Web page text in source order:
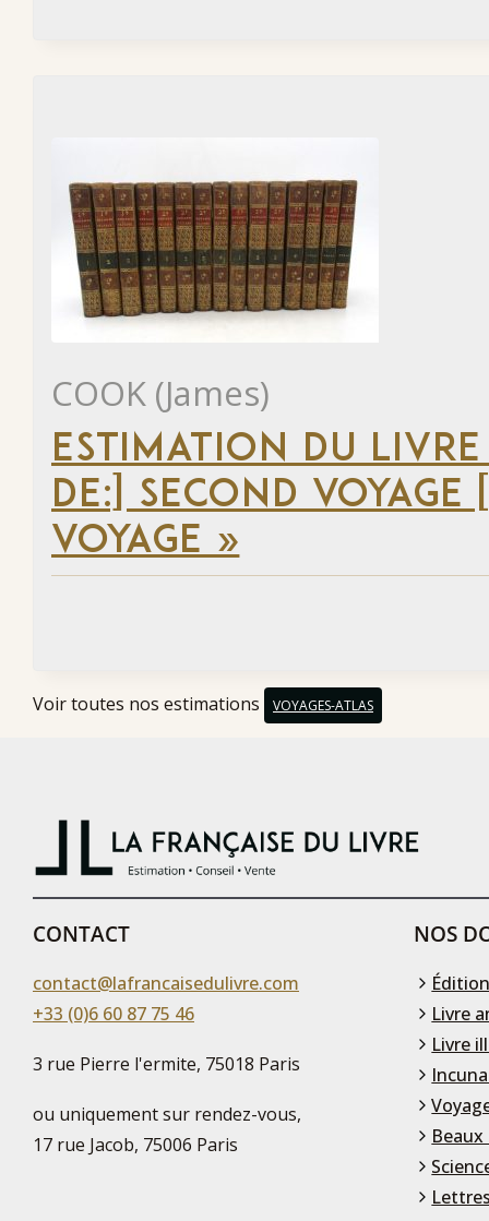
COOK (James)
ESTIMATION DU
DE:] SECOND
VOYAGE »
Voir toutes nos estimations VOYAGES-ATLAS
CONTACT
contact@lafrancaisedulivre.com
+33 (0)6 60 87 75 46
3 rue Pierre l'ermite, 75018 Paris
ou uniquement sur rendez-vous,
17 rue Jacob, 75006 Paris
NOS
Livre
Livre